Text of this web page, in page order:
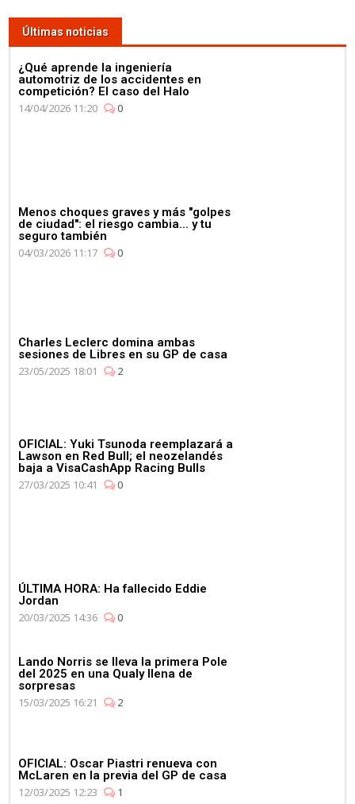
de masas para celebrar su 4º
Campeonato en la fábrica de
Petronas
Vergné nos saca de dudas
Mercedes celebra su 4º
Campeonato de
Constructores de manera
Últimas noticias
¿Qué aprende la ingeniería
automotriz de los accidentes en
competición? El caso del Halo
14/04/2026 11:20
0
Menos choques graves y más "golpes
de ciudad": el riesgo cambia... y tu
seguro también
04/03/2026 11:17
0
Charles Leclerc domina ambas
sesiones de Libres en su GP de casa
23/05/2025 18:01
2
OFICIAL: Yuki Tsunoda reemplazará a
Lawson en Red Bull; el neozelandés
baja a VisaCashApp Racing Bulls
27/03/2025 10:41
0
ÚLTIMA HORA: Ha fallecido Eddie
Jordan
20/03/2025 14:36
0
Lando Norris se lleva la primera Pole
del 2025 en una Qualy llena de
sorpresas
15/03/2025 16:21
2
OFICIAL: Oscar Piastri renueva con
McLaren en la previa del GP de casa
12/03/2025 12:23
1